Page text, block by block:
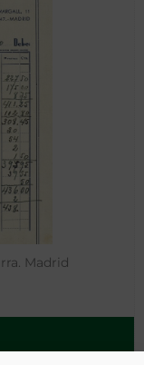
Madrid